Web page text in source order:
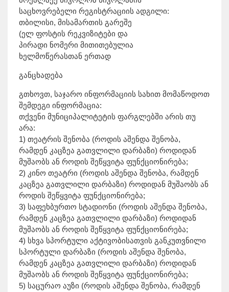
საცხოვრებელი რეგისტრაციის ადგილი:
თბილისი, მისამართის გარეშე
(ელ ფოსტის რეკვიზიტები და
პირადი ნომერი მითითებულია
ხელმოწერასთან ერთად
განცხადება
გთხოვთ, საჯარო ინფორმაციის სახით მომაწოდოთ
შემდეგი ინფორმაცია:
თქვენი მუნიციპალიტეტის ფარგლებში არის თუ
არა:
1) თეატრის შენობა (როდის აშენდა შენობა,
რამდენ კაცზეა გათვლილი დარბაზი) როდიდან
მუშაობს ან როდის შეწყვიტა ფუნქციონირება;
2) კინო თეატრი (როდის აშენდა შენობა, რამდენ
კაცზეა გათვლილი დარბაზი) როდიდან მუშაობს ან
როდის შეწყვიტა ფუნქციონირება;
3) საფეხბურთო სტადიონი (როდის აშენდა შენობა,
რამდენ კაცზეა გათვლილი დარბაზი) როდიდან
მუშაობს ან როდის შეწყვიტა ფუნქციონირება;
4) სხვა სპორტული აქტივობისათვის განკუთვნილი
სპორტული დარბაზი (როდის აშენდა შენობა,
რამდენ კაცზეა გათვლილი დარბაზი) როდიდან
მუშაობს ან როდის შეწყვიტა ფუნქციონირება;
5) საცურაო აუზი (როდის აშენდა შენობა, რამდენ